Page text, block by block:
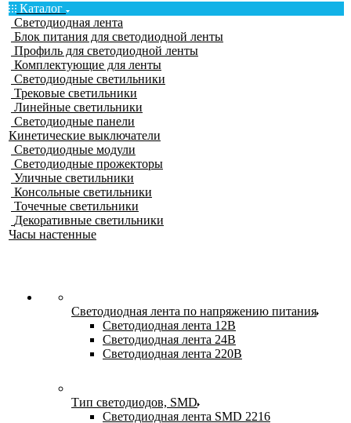
Каталог
Светодиодная лента
Блок питания для светодиодной ленты
Профиль для светодиодной ленты
Комплектующие для ленты
Светодиодные светильники
Трековые светильники
Линейные светильники
Светодиодные панели
Кинетические выключатели
Светодиодные модули
Светодиодные прожекторы
Уличные светильники
Консольные светильники
Точечные светильники
Декоративные светильники
Часы настенные
Светодиодная лента по напряжению питания
Светодиодная лента 12В
Светодиодная лента 24В
Светодиодная лента 220В
Тип светодиодов, SMD
Cветодиодная лента SMD 2216